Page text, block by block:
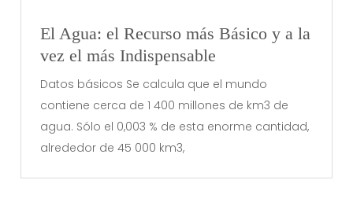
El Agua: el Recurso más Básico y a la
vez el más Indispensable
Datos básicos Se calcula que el mundo
contiene cerca de 1 400 millones de km3 de
agua. Sólo el 0,003 % de esta enorme cantidad,
alrededor de 45 000 km3,